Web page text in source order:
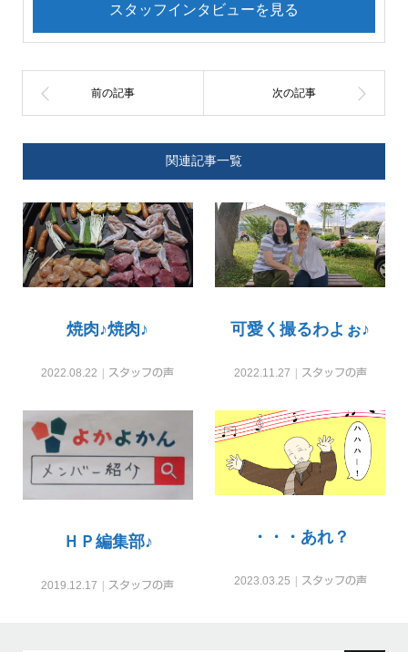
スタッフインタビューを見る
関連記事一覧
焼肉♪焼肉♪
2022.08.22 スタッフの声
可愛く撮るわよぉ♪
2022.11.27 スタッフの声
ＨＰ編集部♪
2019.12.17 スタッフの声
・・・あれ？
2023.03.25 スタッフの声